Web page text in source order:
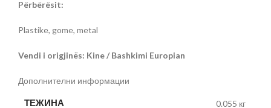
Përbërësit:
Plastike, gome, metal
Vendi i origjinës: Kine / Bashkimi Europian
Дополнителни информации
ТЕЖИНА 0.055 кг